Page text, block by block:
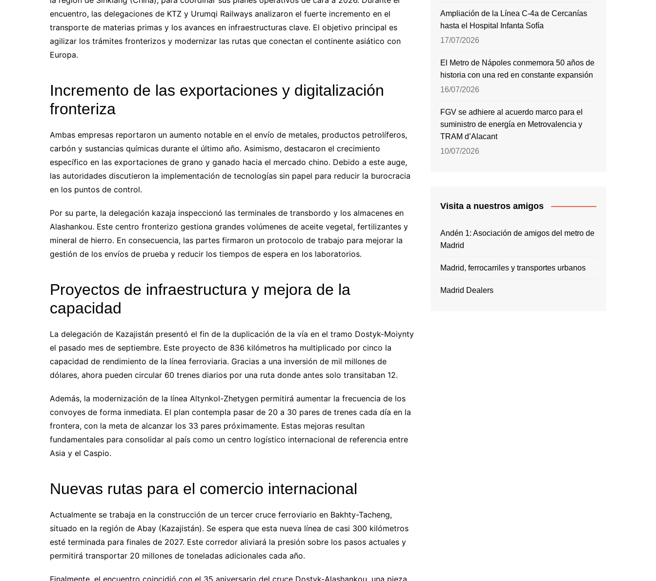
encuentro, las delegaciones de KTZ y Urumqi Railways analizaron el fuerte incremento en el
transporte de materias primas y los avances en infraestructuras clave. El objetivo principal es
agilizar los trámites fronterizos y modernizar las rutas que conectan el continente asiático con
Europa.
Incremento de las exportaciones y digitalización
fronteriza
Ambas empresas reportaron un aumento notable en el envío de metales, productos petrolíferos,
carbón y sustancias químicas durante el último año. Asimismo, destacaron el crecimiento
específico en las exportaciones de grano y ganado hacia el mercado chino. Debido a este auge,
las autoridades discutieron la implementación de tecnologías sin papel para reducir la burocracia
en los puntos de control.
Por su parte, la delegación kazaja inspeccionó las terminales de transbordo y los almacenes en
Alashankou. Este centro fronterizo gestiona grandes volúmenes de aceite vegetal, fertilizantes y
mineral de hierro. En consecuencia, las partes firmaron un protocolo de trabajo para mejorar la
gestión de los envíos de prueba y reducir los tiempos de espera en los laboratorios.
Proyectos de infraestructura y mejora de la
capacidad
La delegación de Kazajistán presentó el fin de la duplicación de la vía en el tramo Dostyk-Moiynty
el pasado mes de septiembre. Este proyecto de 836 kilómetros ha multiplicado por cinco la
capacidad de rendimiento de la línea ferroviaria. Gracias a una inversión de mil millones de
dólares, ahora pueden circular 60 trenes diarios por una ruta donde antes solo transitaban 12.
Además, la modernización de la línea Altynkol-Zhetygen permitirá aumentar la frecuencia de los
convoyes de forma inmediata. El plan contempla pasar de 20 a 30 pares de trenes cada día en la
frontera, con la meta de alcanzar los 33 pares próximamente. Estas mejoras resultan
fundamentales para consolidar al país como un centro logístico internacional de referencia entre
Asia y el Caspio.
Nuevas rutas para el comercio internacional
Actualmente se trabaja en la construcción de un tercer cruce ferroviario en Bakhty-Tacheng,
situado en la región de Abay (Kazajistán). Se espera que esta nueva línea de casi 300 kilómetros
esté terminada para finales de 2027. Este corredor aliviará la presión sobre los pasos actuales y
permitirá transportar 20 millones de toneladas adicionales cada año.
Finalmente, el encuentro coincidió con el 35 aniversario del cruce Dostyk-Alashankou, una pieza
Ampliación de la Línea C-4a de Cercanías
hasta el Hospital Infanta Sofía
17/07/2026
El Metro de Nápoles conmemora 50 años de
historia con una red en constante expansión
16/07/2026
FGV se adhiere al acuerdo marco para el
suministro de energía en Metrovalencia y
TRAM d’Alacant
10/07/2026
Visita a nuestros amigos
Andén 1: Asociación de amigos del metro de
Madrid
Madrid, ferrocarriles y transportes urbanos
Madrid Dealers